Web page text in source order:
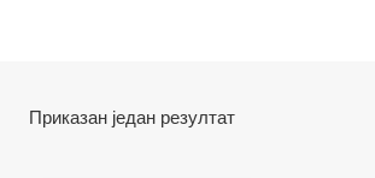
Приказан један резултат